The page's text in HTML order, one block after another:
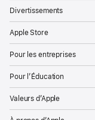
Divertissements
Apple Store
Pour les entreprises
Pour l’Éducation
Valeurs d’Apple